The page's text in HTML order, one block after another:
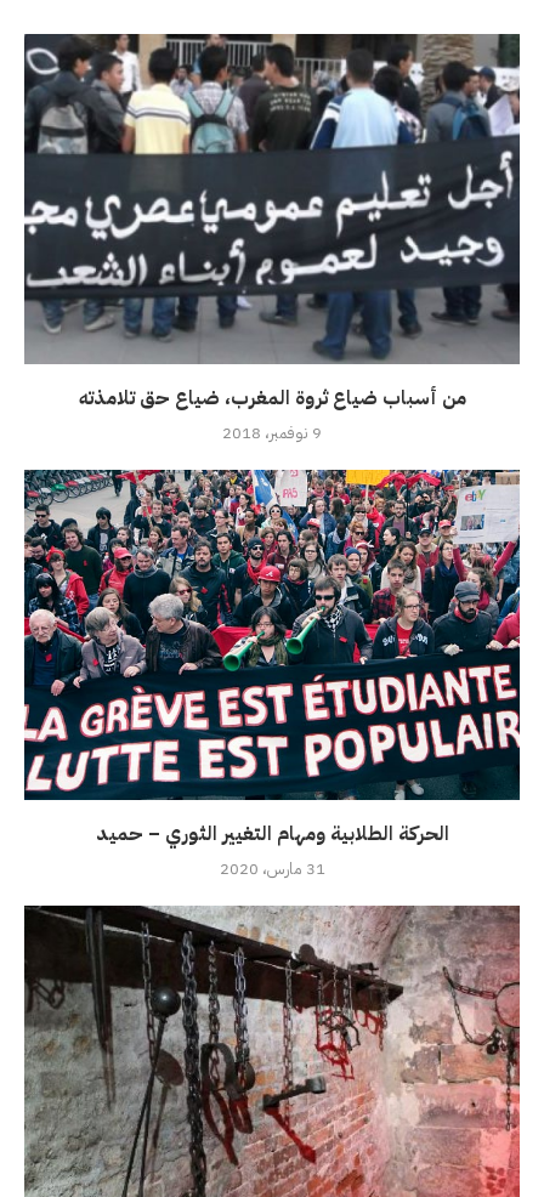
من أسباب ضياع ثروة المغرب، ضياع حق تلامذته
9 نوفمبر، 2018
الحركة الطلابية ومهام التغيير الثوري – حميد
31 مارس، 2020